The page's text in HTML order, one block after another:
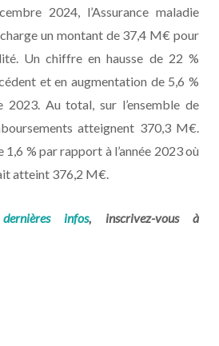
2024, l’Assurance maladie
un montant de 37,4 M€ pour
Un chiffre en hausse de 22 %
et en augmentation de 5,6 %
2023. Au total, sur l’ensemble de
atteignent 370,3 M€.
% par rapport à l’année 2023 où
atteint 376,2 M€.
infos, inscrivez-vous à